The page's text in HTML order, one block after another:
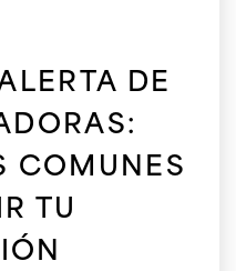
DE
COMUNES
TU